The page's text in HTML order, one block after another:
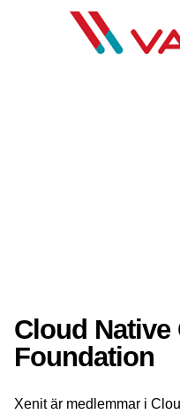
Cloud
Foundation
Xenit är medlemmar i